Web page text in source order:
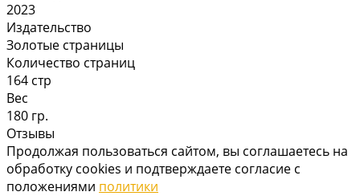
2023
Издательство
Золотые страницы
Количество страниц
164 стр
Вес
180 гр.
Отзывы
Продолжая пользоваться сайтом, вы соглашаетесь на
обработку cookies и подтверждаете согласие с
положениями политики